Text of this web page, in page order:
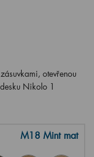
otevřenou
Nikolo 1
M18 Mint mat